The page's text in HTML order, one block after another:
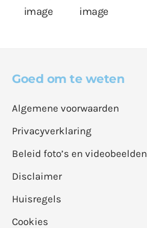
Goed om te weten
Algemene voorwaarden
Privacyverklaring
Beleid foto’s en videobeelden
Disclaimer
Huisregels
Cookies